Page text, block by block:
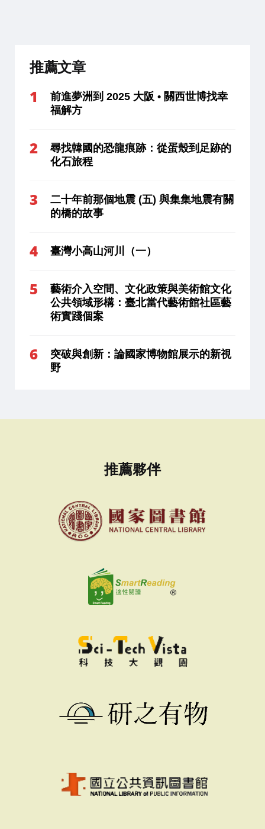
推薦文章
前進夢洲到 2025 大阪 • 關西世博找幸
福解方
尋找韓國的恐龍痕跡：從蛋殼到足跡的
化石旅程
二十年前那個地震 (五) 與集集地震有關
的橋的故事
臺灣小高山河川（一）
藝術介入空間、文化政策與美術館文化
公共領域形構：臺北當代藝術館社區藝
術實踐個案
突破與創新：論國家博物館展示的新視
野
推薦夥伴